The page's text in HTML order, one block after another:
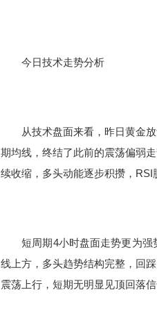
今日技术走势分析
从技术盘面来看，昨日黄金放
期均线，终结了此前的震荡偏弱
续收缩，多头动能逐步积攒，RSI
短周期4小时盘面走势更为强
线上方，多头趋势结构完整，回
震荡上行，短期无明显见顶回落